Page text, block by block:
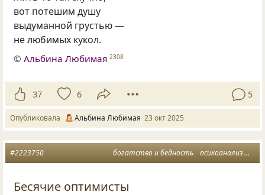
вот потешим душу
выдуманной грустью —
не любимых кукол.
©Альбина Любимая 2308
37 6 5
Опубликовала Альбина Любимая 23 окт 2025
богатство и бедность психоанализ
#2223750
Бесячие оптимисты